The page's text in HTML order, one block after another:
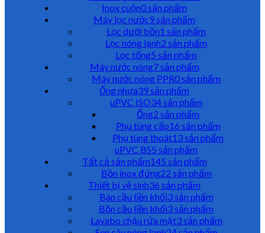
Inox cuộn0 sản phẩm
Máy lọc nước9 sản phẩm
Lọc dưới bồn1 sản phẩm
Lọc nóng lạnh2 sản phẩm
Lọc tổng5 sản phẩm
Máy nước nóng7 sản phẩm
Máy nước nóng PPR0 sản phẩm
Ống nhựa39 sản phẩm
uPVC ISO34 sản phẩm
Ống2 sản phẩm
Phụ tùng cấp16 sản phẩm
Phụ tùng thoát13 sản phẩm
uPVC BS5 sản phẩm
Tất cả sản phẩm145 sản phẩm
Bồn inox đứng22 sản phẩm
Thiết bị vệ sinh36 sản phẩm
Bàn cầu liền khối3 sản phẩm
Bồn cầu liền khối3 sản phẩm
Lavabo chậu rửa mặt3 sản phẩm